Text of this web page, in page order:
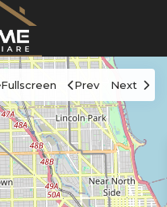
Fullscreen Prev Next